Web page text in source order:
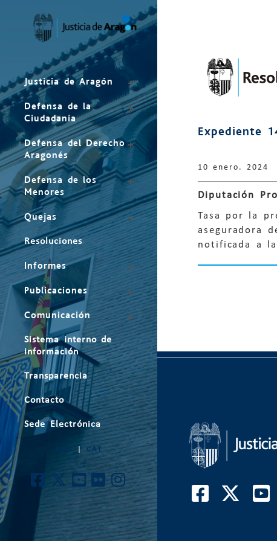
Justicia de Aragón
Defensa de la
Ciudadanía
Defensa del Derecho
Aragonés
Defensa de los
Menores
Quejas
Resoluciones
Informes
Publicaciones
Comunicación
Sistema interno de
información
Transparencia
Contacto
Sede Electrónica
ARA | CAT
Expediente
10 enero. 2024
Diputación
Tasa por la
aseguradora
notificada a